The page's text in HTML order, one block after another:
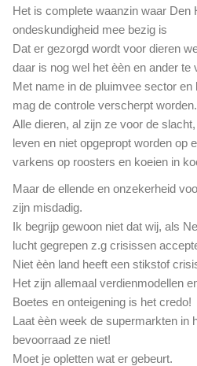
Het is complete waanzin waar Den
ondeskundigheid mee bezig is
Dat er gezorgd wordt voor dieren
daar is nog wel het èèn en ander te
Met name in de pluimvee sector
mag de controle verscherpt worden.
Alle dieren, al zijn ze voor de
leven en niet opgepropt worden op
varkens op roosters en koeien in
Maar de ellende en onzekerheid
zijn misdadig.
Ik begrijp gewoon niet dat wij, als
lucht gegrepen z.g crisissen
Niet èèn land heeft een stikstof
Het zijn allemaal verdienmodellen
Boetes en onteigening is het credo!
Laat èèn week de supermarkten in
bevoorraad ze niet!
Moet je opletten wat er gebeurt.